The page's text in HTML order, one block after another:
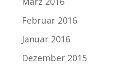
Februar 2016
Januar 2016
Dezember 2015